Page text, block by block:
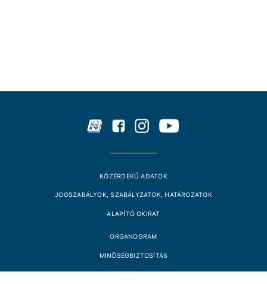
KÖZÉRDEKŰ ADATOK
JOGSZABÁLYOK, SZABÁLYZATOK, HATÁROZATOK
ALAPÍTÓ OKIRAT
ORGANOGRAM
MINŐSÉGBIZTOSÍTÁS